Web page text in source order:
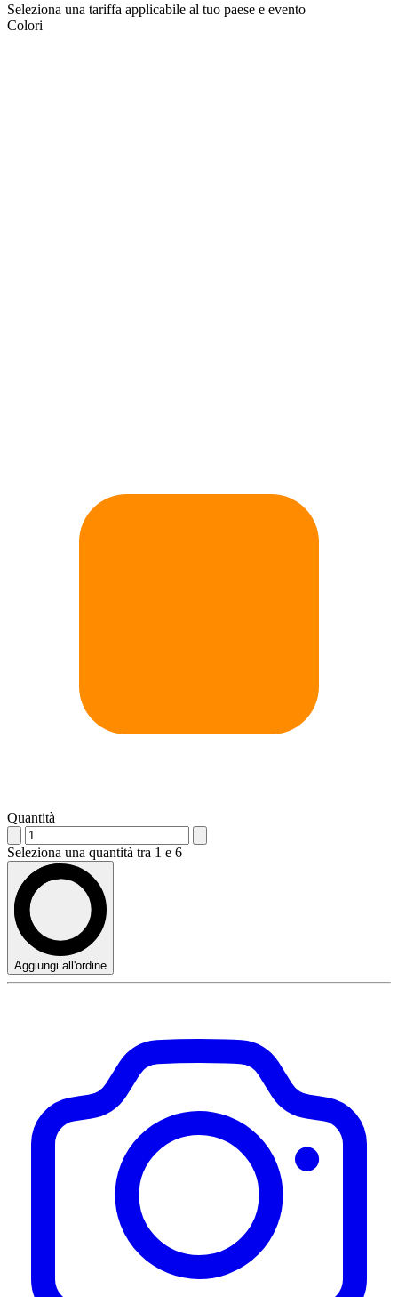
Seleziona una tariffa applicabile al tuo paese e evento
Colori
Quantità
Seleziona una quantità tra 1 e 6
Aggiungi all'ordine